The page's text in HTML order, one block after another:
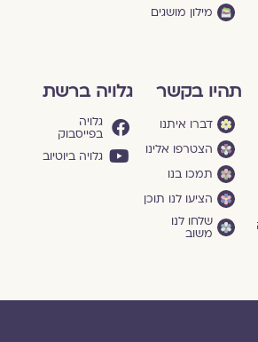
מילון מושגים
תהיו בקשר
דברו איתנו
הצטרפו אלינו
תמכו בנו
הציעו לנו תוכן
שלחו לנו
משוב
גלויה ברשת
גלויה
בפייסבוק
גלויה ביוטיוב